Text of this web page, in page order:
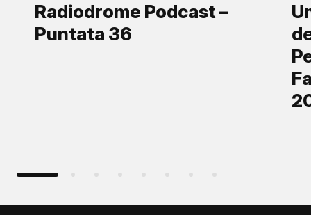
Radiodrome Podcast –
Puntata 36